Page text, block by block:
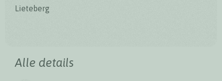
Lieteberg
Alle details